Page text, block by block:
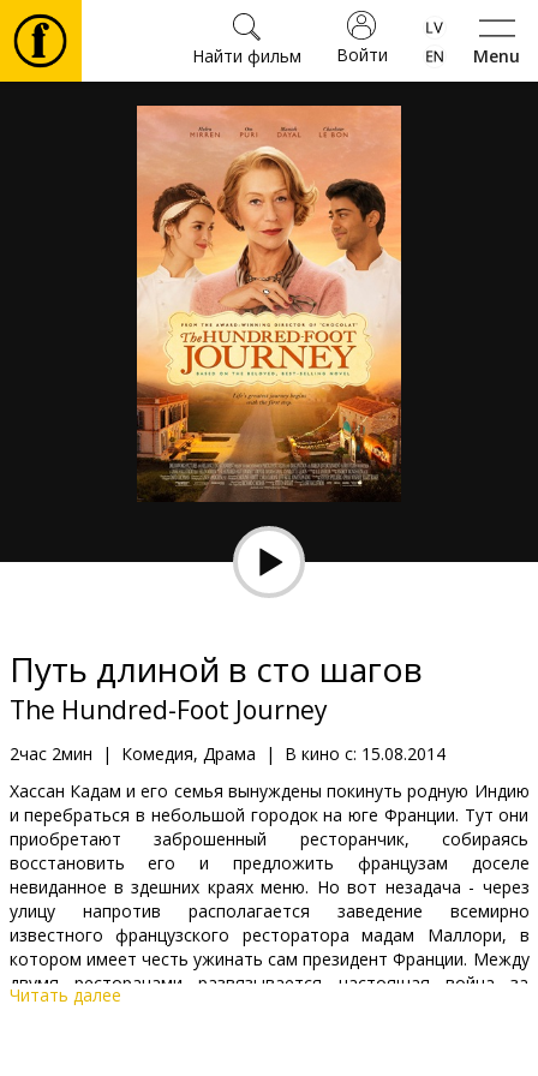
Menu
Войти
Найти фильм
Фильмы
Мероприятия
Новости
Подарки
Клуб
Путь длиной в сто шагов
The Hundred-Foot Journey
2час 2мин | Комедия, Драма | В кино с: 15.08.2014
Хассан Кадам и его семья вынуждены покинуть родную Индию
и перебраться в небольшой городок на юге Франции. Тут они
приобретают заброшенный ресторанчик, собираясь
восстановить его и предложить французам доселе
невиданное в здешних краях меню. Но вот незадача - через
улицу напротив располагается заведение всемирно
известного французского ресторатора мадам Маллори, в
котором имеет честь ужинать сам президент Франции. Между
двумя ресторанами развязывается настоящая война за
каждого клиента, которая, впрочем, очень скоро перерастет
Читать далее